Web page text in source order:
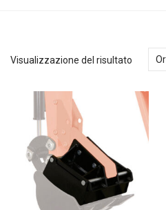
Visualizzazione del risultato